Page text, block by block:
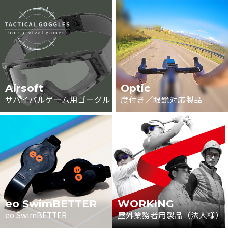
Airsoft
サバイバルゲーム用ゴーグル
Optic
度付き／眼鏡対応製品
eo SwimBETTER
eo SwimBETTER
WORKING
屋外業務者用製品（法人様）